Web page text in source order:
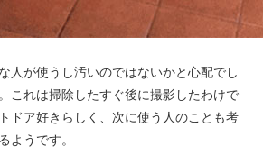
人が使うし汚いのではないかと心配でし
これは掃除したすぐ後に撮影したわけで
ドア好きらしく、次に使う人のことも考
ようです。